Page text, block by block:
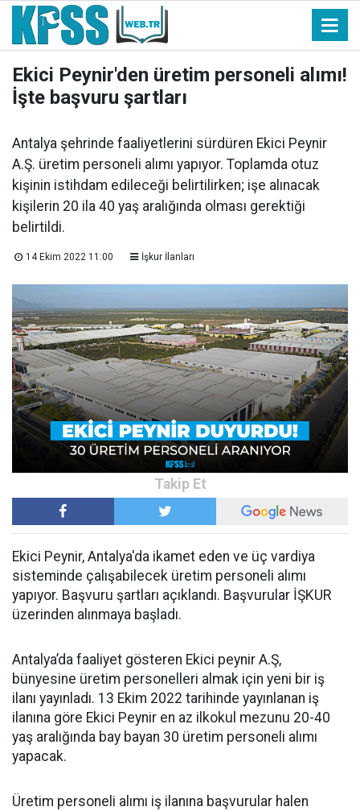
Ekici Peynir'den üretim personeli alımı!
İşte başvuru şartları
Antalya şehrinde faaliyetlerini sürdüren Ekici Peynir
A.Ş. üretim personeli alımı yapıyor. Toplamda otuz
kişinin istihdam edileceği belirtilirken; işe alınacak
kişilerin 20 ila 40 yaş aralığında olması gerektiği
belirtildi.
14 Ekim 2022 11:00 İşkur İlanları
Ekici Peynir, Antalya'da ikamet eden ve üç vardiya
sisteminde çalışabilecek üretim personeli alımı
yapıyor. Başvuru şartları açıklandı. Başvurular İŞKUR
üzerinden alınmaya başladı.
Antalya’da faaliyet gösteren Ekici peynir A.Ş,
bünyesine üretim personelleri almak için yeni bir iş
ilanı yayınladı. 13 Ekim 2022 tarihinde yayınlanan iş
ilanına göre Ekici Peynir en az ilkokul mezunu 20-40
yaş aralığında bay bayan 30 üretim personeli alımı
yapacak.
Üretim personeli alımı iş ilanına başvurular halen